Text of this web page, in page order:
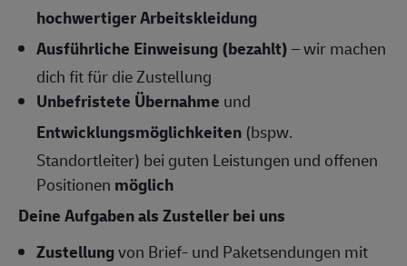
hochwertiger Arbeitskleidung
Ausführliche Einweisung (bezahlt)– wir machen
dich fit für die Zustellung
Unbefristete Übernahme und
Entwicklungsmöglichkeiten (bspw.
Standortleiter) bei guten Leistungen und offenen
Positionen möglich
Deine Aufgaben als Zusteller bei uns
Zustellungvon Brief- und Paketsendungen mit